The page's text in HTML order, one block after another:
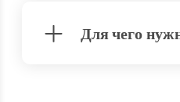
Для чего